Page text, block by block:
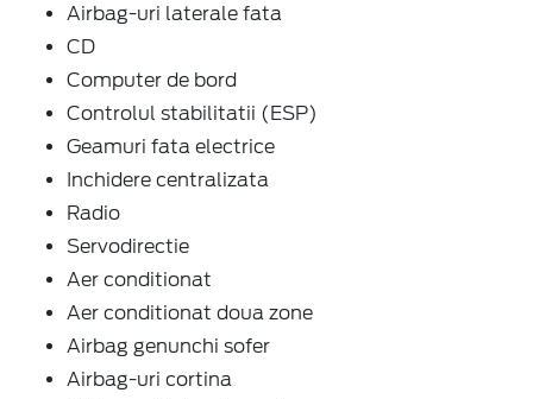
Airbag-uri laterale fata
CD
Computer de bord
Controlul stabilitatii (ESP)
Geamuri fata electrice
Inchidere centralizata
Radio
Servodirectie
Aer conditionat
Aer conditionat doua zone
Airbag genunchi sofer
Airbag-uri cortina